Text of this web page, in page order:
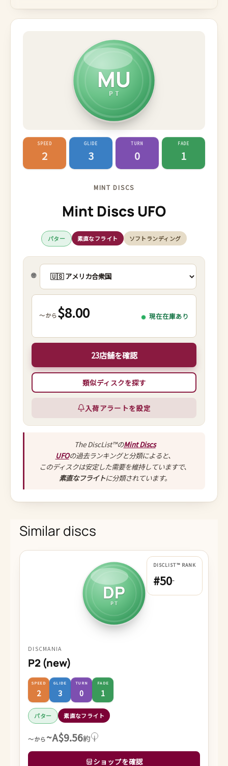
MU
PT
SPEED
2
GLIDE
3
TURN
0
FADE
1
MINT DISCS
Mint Discs UFO
パター 素直なフライト ソフトランディング
🌐
～から$8.00 現在在庫あり
23店舗を確認
類似ディスクを探す
入荷アラートを設定
The DiscList™のMint Discs
UFOの過去ランキングと分類によると、
このディスクは安定した需要を維持していますで、
素直なフライトに分類されています。
Similar discs
DP
PT
DISCLIST™ RANK
#50-
DISCMANIA
P2 (new)
SPEED
2
GLIDE
3
TURN
0
FADE
1
パター 素直なフライト
～から~A$9.56約 i
ショップを確認